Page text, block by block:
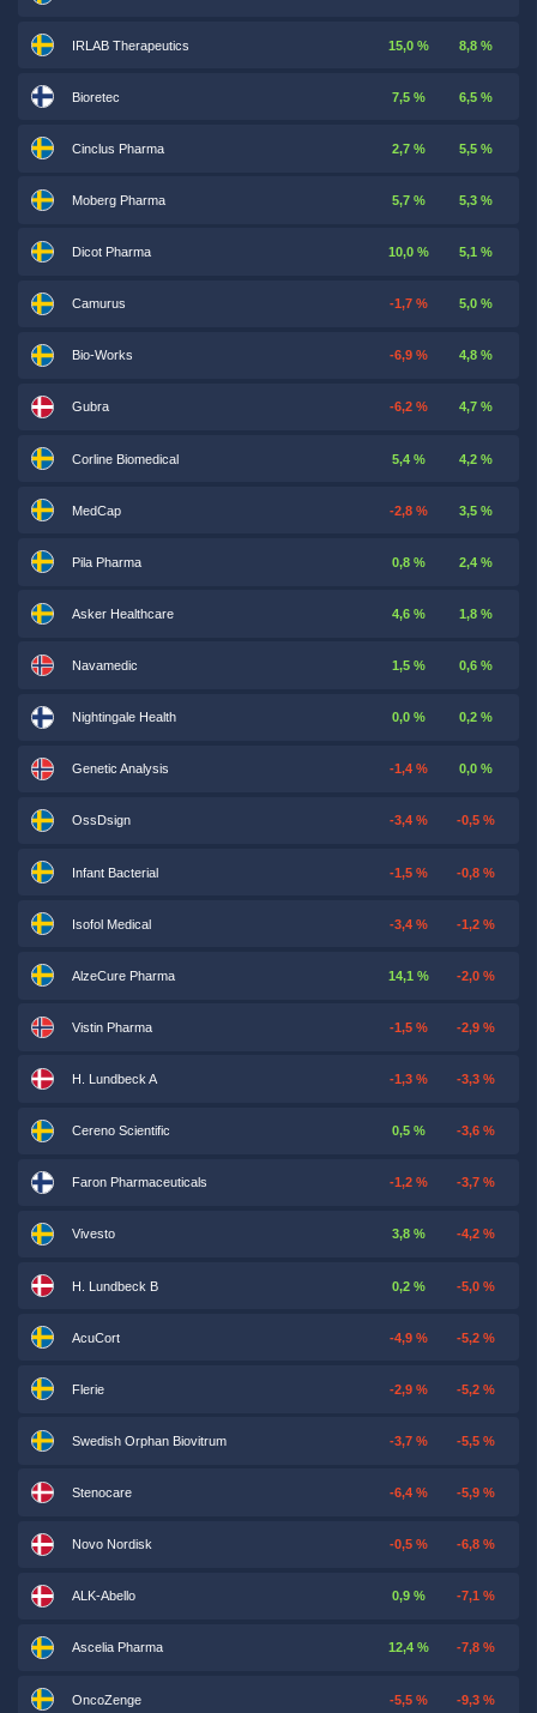
IRLAB Therapeutics 15,0 % 8,8 %
Bioretec 7,5 % 6,5 %
Cinclus Pharma 2,7 % 5,5 %
Moberg Pharma 5,7 % 5,3 %
Dicot Pharma 10,0 % 5,1 %
Camurus -1,7 % 5,0 %
Bio-Works -6,9 % 4,8 %
Gubra -6,2 % 4,7 %
Corline Biomedical 5,4 % 4,2 %
MedCap -2,8 % 3,5 %
Pila Pharma 0,8 % 2,4 %
Asker Healthcare 4,6 % 1,8 %
Navamedic 1,5 % 0,6 %
Nightingale Health 0,0 % 0,2 %
Genetic Analysis -1,4 % 0,0 %
OssDsign -3,4 % -0,5 %
Infant Bacterial -1,5 % -0,8 %
Isofol Medical -3,4 % -1,2 %
AlzeCure Pharma 14,1 % -2,0 %
Vistin Pharma -1,5 % -2,9 %
H. Lundbeck A -1,3 % -3,3 %
Cereno Scientific 0,5 % -3,6 %
Faron Pharmaceuticals -1,2 % -3,7 %
Vivesto 3,8 % -4,2 %
H. Lundbeck B 0,2 % -5,0 %
AcuCort -4,9 % -5,2 %
Flerie -2,9 % -5,2 %
Swedish Orphan Biovitrum -3,7 % -5,5 %
Stenocare -6,4 % -5,9 %
Novo Nordisk -0,5 % -6,8 %
ALK-Abello 0,9 % -7,1 %
Ascelia Pharma 12,4 % -7,8 %
OncoZenge -5,5 % -9,3 %